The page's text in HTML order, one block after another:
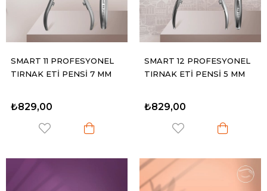
SMART 11 PROFESYONEL
TIRNAK ETİ PENSİ 7 MM
₺829,00
SMART 12 PROFESYONEL
TIRNAK ETİ PENSİ 5 MM
₺829,00